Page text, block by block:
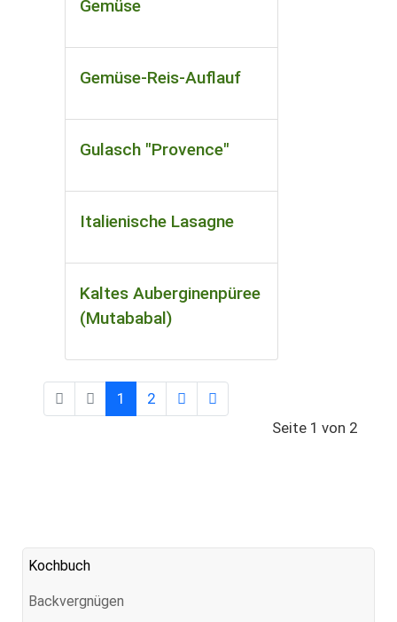
Gemüse
Gemüse-Reis-Auflauf
Gulasch "Provence"
Italienische Lasagne
Kaltes Auberginenpüree
(Mutababal)
Seite 1 von 2
1 2
Kochbuch
Backvergnügen